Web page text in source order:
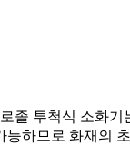
졸 투척식 소화
능하므로 화재의